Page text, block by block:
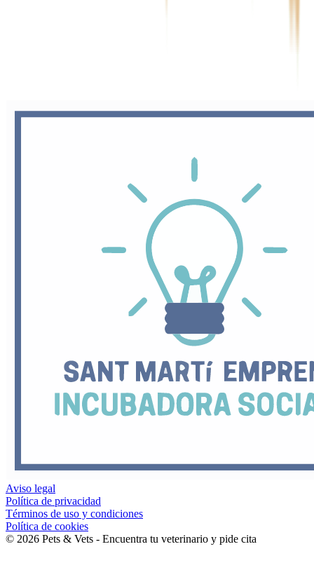
Aviso legal
Política de privacidad
Términos de uso y condiciones
Política de cookies
© 2026 Pets & Vets - Encuentra tu veterinario y pide cita